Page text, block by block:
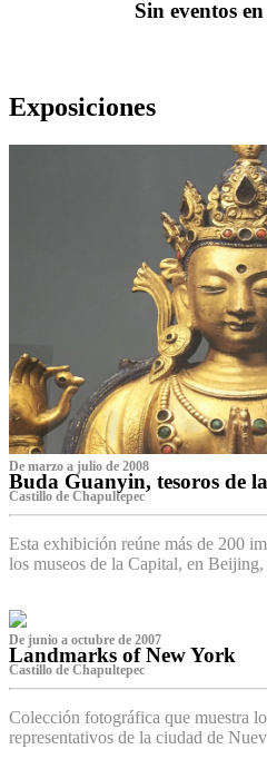
Sin eventos
Exposiciones
De marzo a julio de 2008
Buda Guanyin, tesoros de
Castillo de Chapultepec
Esta exhibición reúne más de 200
los museos de la Capital, en
De junio a octubre de 2007
Landmarks of New York
Castillo de Chapultepec
Colección fotográfica que muestra
representativos de la ciudad de